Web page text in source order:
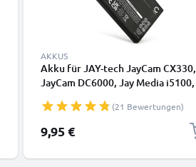
AKKUS
Akku für JAY-tech JayCam CX330,
JayCam DC6000, Jay Media i5100,
CELLONIC
(21 Bewertungen)
9,95 €